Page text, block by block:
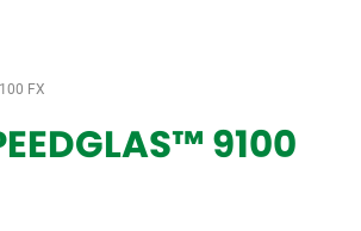
FX
9100